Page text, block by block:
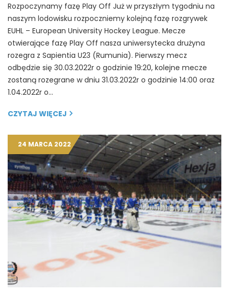
Rozpoczynamy fazę Play Off Już w przyszłym tygodniu na
naszym lodowisku rozpoczniemy kolejną fazę rozgrywek
EUHL – European University Hockey League. Mecze
otwierające fazę Play Off nasza uniwersytecka drużyna
rozegra z Sapientia U23 (Rumunia). Pierwszy mecz
odbędzie się 30.03.2022r o godzinie 19:20, kolejne mecze
zostaną rozegrane w dniu 31.03.2022r o godzinie 14:00 oraz
1.04.2022r o…
CZYTAJ WIĘCEJ
24 MARCA 2022